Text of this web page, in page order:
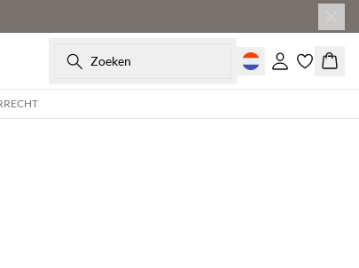
Zoeken Inloggen